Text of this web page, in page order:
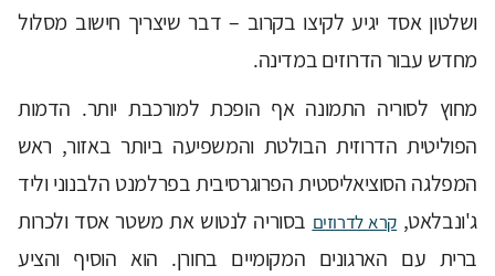
ושלטון אסד יגיע לקיצו בקרוב – דבר שיצריך חישוב מסלול
מחדש עבור הדרוזים במדינה.
מחוץ לסוריה התמונה אף הופכת למורכבת יותר. הדמות
הפוליטית הדרוזית הבולטת והמשפיעה ביותר באזור, ראש
המפלגה הסוציאליסטית הפרוגרסיבית בפרלמנט הלבנוני וליד
ג'ונבלאט, קרא לדרוזים בסוריה לנטוש את משטר אסד ולכרות
ברית עם הארגונים המקומיים בחורן. הוא הוסיף והציע